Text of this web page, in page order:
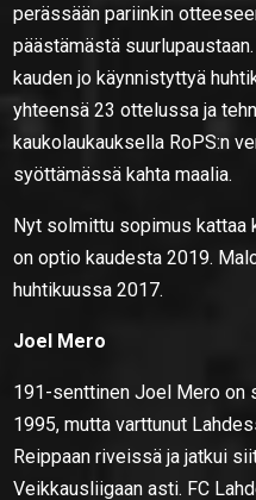
perässään pariinkin
päästämästä
kauden jo käynnistyttyä
yhteensä 23 ottelussa ja
kaukolaukauksella RoPS:n
syöttämässä kahta maalia.
Nyt solmittu sopimus kattaa
on optio kaudesta 2019.
huhtikuussa 2017.
Joel Mero
191-senttinen Joel Mero on
1995, mutta varttunut
Reippaan riveissä ja jatkui
Veikkausliigaan asti. FC